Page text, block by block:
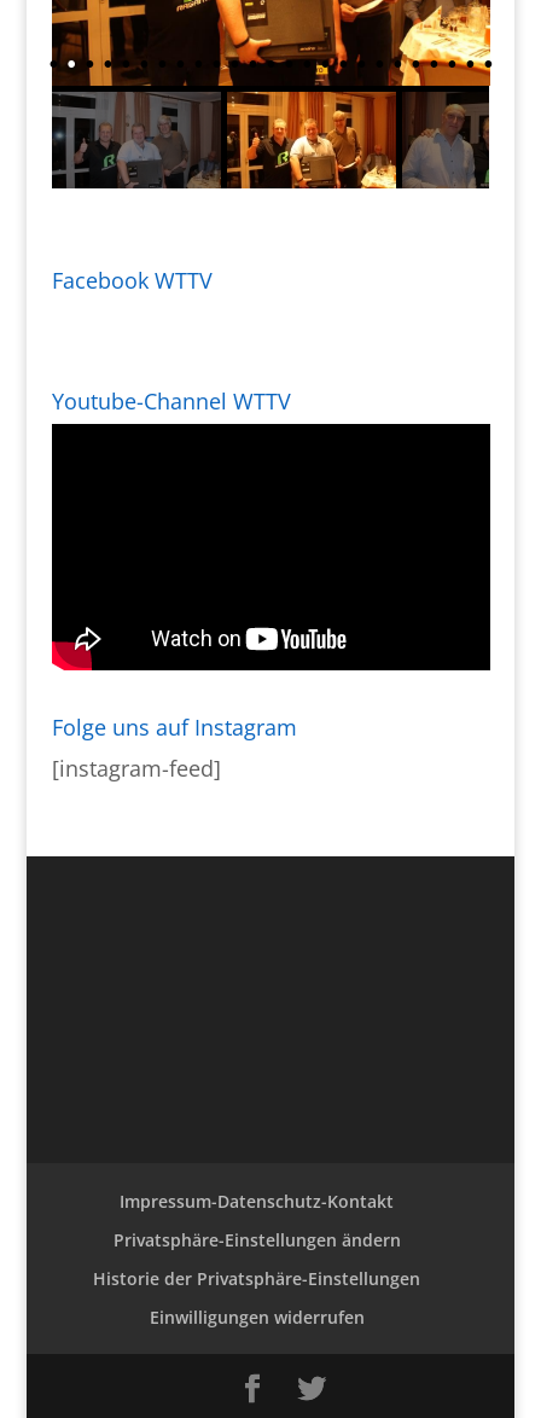
Facebook WTTV
Youtube-Channel WTTV
Folge uns auf Instagram
[instagram-feed]
Impressum-Datenschutz-Kontakt
Privatsphäre-Einstellungen ändern
Historie der Privatsphäre-Einstellungen
Einwilligungen widerrufen